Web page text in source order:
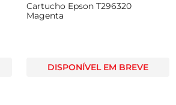
Cartucho Epson T296320
Magenta
DISPONÍVEL EM BREVE